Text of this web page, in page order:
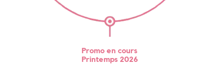
Promo en cours
Printemps 2026